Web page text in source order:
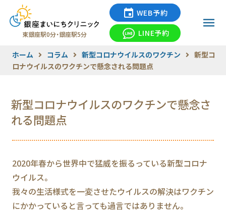
東銀座駅0分・銀座駅5分
WEB予約
LINE予約
ホーム コラム 新型コロナウイルスのワクチン
新型コ
ロナウイルスのワクチンで懸念される問題点
新型コロナウイルスのワクチンで懸念さ
れる問題点
2020年春から世界中で猛威を振るっている新型コロナ
ウイルス。
我々の生活様式を一変させたウイルスの解決はワクチン
にかかっていると言っても過言ではありません。